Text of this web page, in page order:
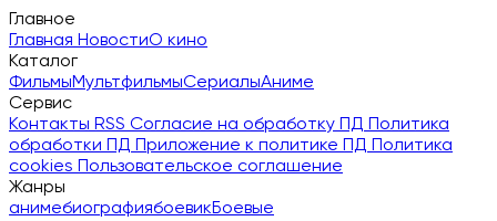
Главное
Главная НовостиО кино
Каталог
ФильмыМультфильмыСериалыАниме
Сервис
Контакты RSS Согласие на обработку ПД Политика
обработки ПД Приложение к политике ПД Политика
cookies Пользовательское соглашение
Жанры
анимебиографиябоевикБоевые